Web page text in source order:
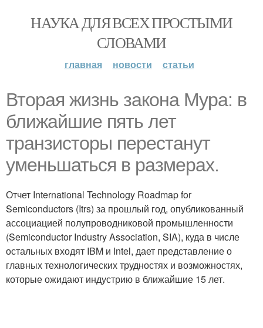
НАУКА ДЛЯ ВСЕХ ПРОСТЫМИ
СЛОВАМИ
главная новости статьи
Вторая жизнь закона Мура: в
ближайшие пять лет
транзисторы перестанут
уменьшаться в размерах.
Отчет International Technology Roadmap for
Semiconductors (Itrs) за прошлый год, опубликованный
ассоциацией полупроводниковой промышленности
(Semiconductor Industry Association, SIA), куда в числе
остальных входят IBM и Intel, дает представление о
главных технологических трудностях и возможностях,
которые ожидают индустрию в ближайшие 15 лет.